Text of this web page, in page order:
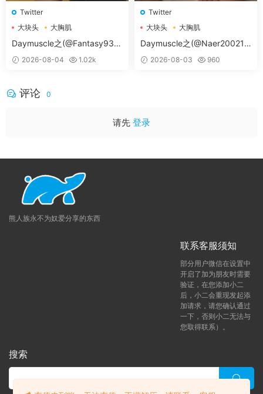
Twitter
大块头
大胸肌
大胸肌肉男
Daymuscle之(@Fantasy938
15579-@孔控Kong）
2026-08-04 1.02k
Twitter
大块头
大胸肌
大胸肌肉男
Daymuscle之(@Naer20021-
@纳尔）
2026-08-03 960
评论 0
请先 登录
熊人族永不为奴爱分享的东西
联系客服须知
部分用户微信在设置中
开启了加为朋友时需要
验证，在您添加小二
后，小二会重现发起添
加请求，请您确认通过
一下，否则小二无法与
您取得联系）。
搜索